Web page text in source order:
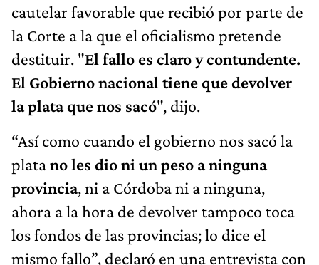
cautelar favorable que recibió por parte de
la Corte a la que el oficialismo pretende
destituir. "El fallo es claro y contundente.
El Gobierno nacional tiene que devolver
la plata que nos sacó", dijo.
“Así como cuando el gobierno nos sacó la
platano les dio ni un peso a ninguna
provincia, ni a Córdoba ni a ninguna,
ahora a la hora de devolver tampoco toca
los fondos de las provincias; lo dice el
mismo fallo”, declaró en una entrevista con